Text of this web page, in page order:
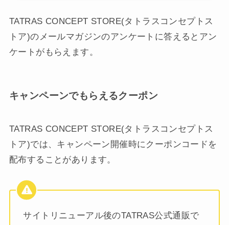
TATRAS CONCEPT STORE(タトラスコンセプトス
トア)のメールマガジンのアンケートに答えるとアン
ケートがもらえます。
キャンペーンでもらえるクーポン
TATRAS CONCEPT STORE(タトラスコンセプトス
トア)では、キャンペーン開催時にクーポンコードを
配布することがあります。
サイトリニューアル後のTATRAS公式通販で